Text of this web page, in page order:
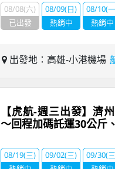
08/08(六)
已出發
08/09(日)
熱銷中
08/10(
熱銷中
出發地：高雄-小港機場
【虎航-週三出發】濟
～回程加碼託運30公斤
08/19(三)
09/02(三)
09/30(